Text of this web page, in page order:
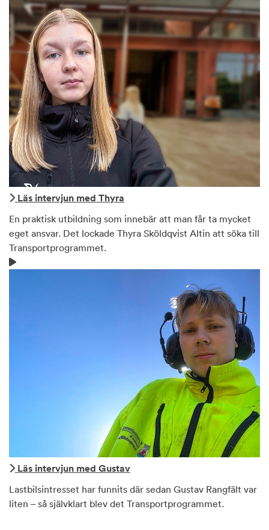
Läs intervjun med Thyra
En praktisk utbildning som innebär att man får ta mycket
eget ansvar. Det lockade Thyra Sköldqvist Altin att söka till
Transportprogrammet.
Läs intervjun med Gustav
Lastbilsintresset har funnits där sedan Gustav Rangfält var
liten – så självklart blev det Transportprogrammet.